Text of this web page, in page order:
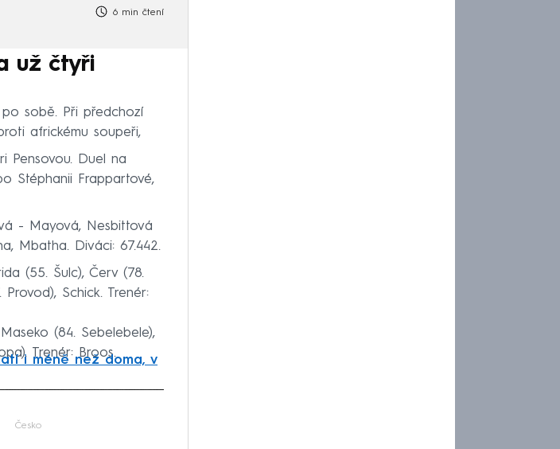
6 min čtení
už čtyři
sobě. Při předchozí
africkému soupeři,
Pensovou. Duel na
Stéphanii Frappartové,
- Mayová, Nesbittová
Mbatha. Diváci: 67.442.
(55. Šulc), Červ (78.
Schick. Trenér:
(84. Sebelebele),
Trenér: Broos.
i méně než doma, v
Česko